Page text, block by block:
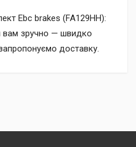
Ebc brakes (FA129HH):
вам зручно — швидко
доставку.